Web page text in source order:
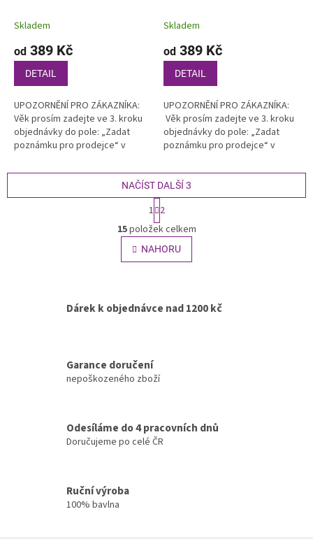
Skladem
od 389 Kč
DETAIL
UPOZORNĚNÍ PRO ZÁKAZNÍKA:
Věk prosím zadejte ve 3. kroku
objednávky do pole: „Zadat
poznámku pro prodejce“ v
Skladem
od 389 Kč
DETAIL
UPOZORNĚNÍ PRO ZÁKAZNÍKA:
Věk prosím zadejte ve 3. kroku
objednávky do pole: „Zadat
poznámku pro prodejce“ v
O
v
l
á
c
í
y
p
i
s
NAČÍST DALŠÍ 3
t
r
á
n
k
n
1 2
15položek celkem
NAHORU
Dárek k objednávce nad 1200 kč
Garance doručení
nepoškozeného zboží
Odesíláme do 4 pracovních dnů
Doručujeme po celé ČR
Ruční výroba
100% bavlna